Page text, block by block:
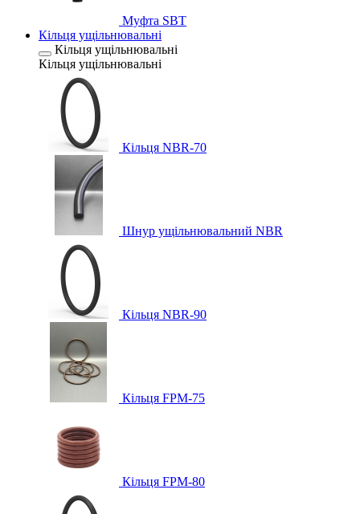
Муфта SBT
Кільця ущільнювальні
Кільця ущільнювальні
Кільця ущільнювальні
Кільця NBR-70
Шнур ущільнювальний NBR
Кільця NBR-90
Кільця FPM-75
Кільця FPM-80